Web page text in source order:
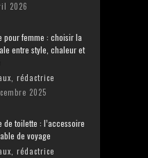
2026
pour femme : choisir la
entre style, chaleur et
rédactrice
2025
de toilette : l’accessoire
de voyage
rédactrice